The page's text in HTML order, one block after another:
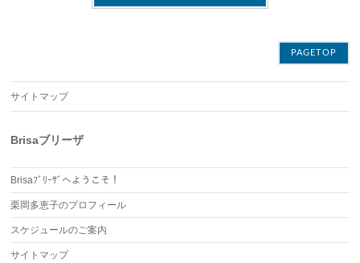
PAGETOP
サイトマップ
Brisaブリーザ
Brisaﾌﾞﾘｰｻﾞへようこそ！
栗岡多恵子のプロフィール
スケジュールのご案内
サイトマップ